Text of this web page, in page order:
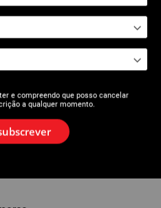
0138 : Chave Viragrip® ferro
e compreendo que posso cancelar
a qualquer momento.